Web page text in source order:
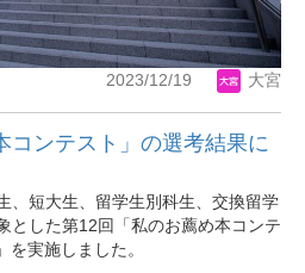
2023/12/19 大宮
コンテスト」の選考結果に
、短大生、留学生別科生、交換留学
とした第12回「私のお薦め本コンテ
を実施しました。